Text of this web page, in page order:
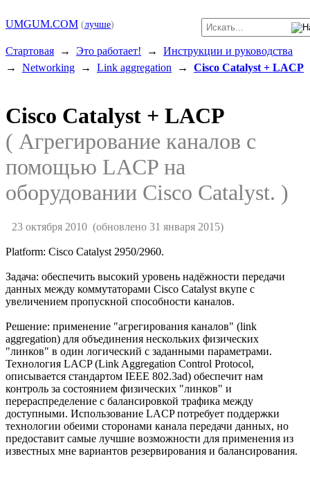
UMGUM.COM (лучше)
Стартовая → Это работает! → Инструкции и руководства
→ Networking → Link aggregation → Cisco Catalyst + LACP
Cisco Catalyst + LACP
( Агрегирование каналов c
помощью LACP на
оборудовании Cisco Catalyst. )
23 октября 2010(обновлено 31 января 2015)
Platform: Cisco Catalyst 2950/2960.
Задача: обеспечить высокий уровень надёжности передачи
данных между коммутаторами Cisco Catalyst вкупе с
увеличением пропускной способности каналов.
Решение: применение "агрегирования каналов" (link
aggregation) для объединения нескольких физических
"линков" в один логический с заданными параметрами.
Технология LACP (Link Aggregation Control Protocol,
описывается стандартом IEEE 802.3ad) обеспечит нам
контроль за состоянием физических "линков" и
перераспределение с балансировкой трафика между
доступными. Использование LACP потребует поддержки
технологии обеими сторонами канала передачи данных, но
предоставит самые лучшие возможности для применения из
известных мне вариантов резервирования и балансирования.